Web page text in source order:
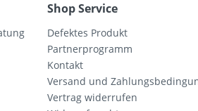
Shop Service
Defektes Produkt
Partnerprogramm
Kontakt
Versand und
Vertrag widerrufen